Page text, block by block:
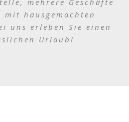
mehrere Geschäfte
mit hausgemachten
uns erleben Sie einen
Urlaub!